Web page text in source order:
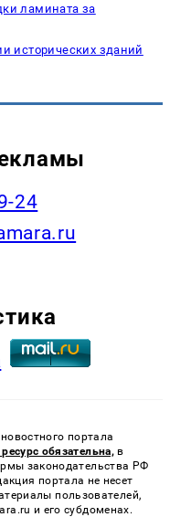
ламината за
исторических зданий
24
портала
обязательна, в
законодательства РФ
портала не несет
пользователей,
и его субдоменах.